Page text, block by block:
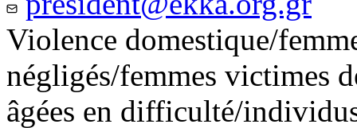
Violence domestique/
négligés/femmes victimes
âgées en difficulté/